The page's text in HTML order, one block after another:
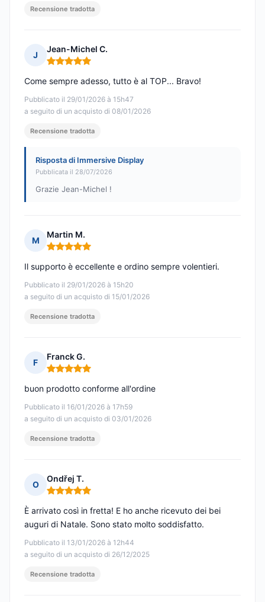
Recensione tradotta
J
Jean-Michel C.
Nota: 5 su 5
Pubblicato il 29/01/2026 à 15h47
a seguito di un acquisto di 08/01/2026
Come sempre adesso, tutto è al TOP... Bravo!
Recensione tradotta
Risposta di Immersive Display
Pubblicata il 28/07/2026
Grazie Jean-Michel !
M
Martin M.
Nota: 5 su 5
Pubblicato il 29/01/2026 à 15h20
a seguito di un acquisto di 15/01/2026
Il supporto è eccellente e ordino sempre volentieri.
Recensione tradotta
F
Franck G.
Nota: 5 su 5
Pubblicato il 16/01/2026 à 17h59
a seguito di un acquisto di 03/01/2026
buon prodotto conforme all'ordine
Recensione tradotta
O
Ondřej T.
Nota: 5 su 5
Pubblicato il 13/01/2026 à 12h44
a seguito di un acquisto di 26/12/2025
È arrivato così in fretta! E ho anche ricevuto dei bei
auguri di Natale. Sono stato molto soddisfatto.
Recensione tradotta